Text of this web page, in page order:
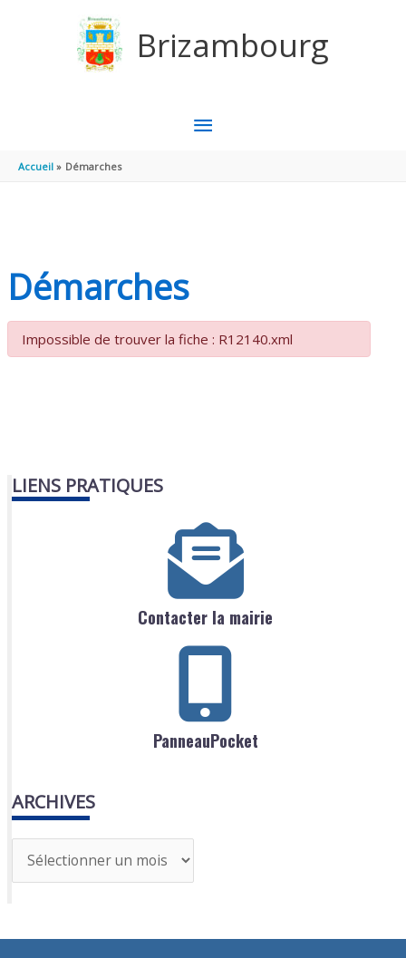
Brizambourg
MENU
Accueil Démarches
Démarches
Impossible de trouver la fiche : R12140.xml
LIENS PRATIQUES
Contacter la mairie
PanneauPocket
ARCHIVES
r
h